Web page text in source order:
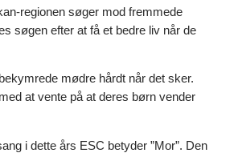
regionen søger mod fremmede
søgen efter at få et bedre liv når de
mødre hårdt når det sker.
at vente på at deres børn vender
i dette års ESC betyder ”Mor”. Den